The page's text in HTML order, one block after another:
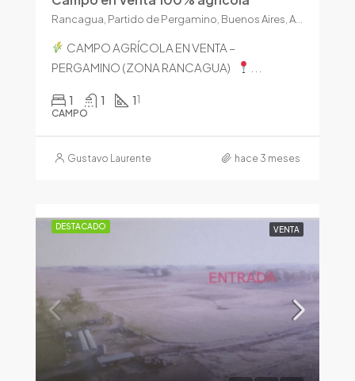
CAMPO AGRÍCOLA EN VENTA –
PERGAMINO (ZONA RANCAGUA)
1 1 11
CAMPO
Gustavo Laurente hace 3 meses
DESTACADO VENTA